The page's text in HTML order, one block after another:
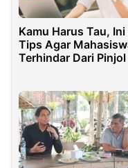
Kamu Harus Tau, Ini
Tips Agar
Terhindar Dari Pinjol